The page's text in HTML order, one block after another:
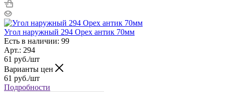
Угол наружный 294 Орех антик 70мм
Есть в наличии: 99
Арт.: 294
61 руб./шт
Варианты цен
61 руб./шт
Подробности